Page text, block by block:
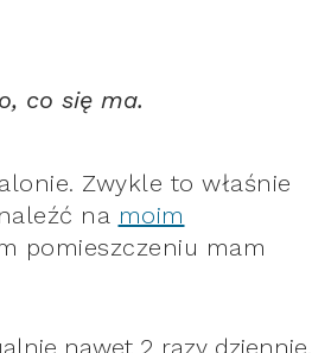
co się ma.
Zwykle to właśnie
na moim
pomieszczeniu mam
nawet 2 razy dziennie.